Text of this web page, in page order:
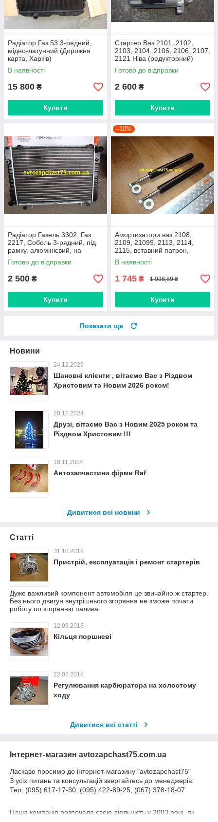
Радіатор Газ 53 3-рядний,
мідно-латунний (Дорожня
карта, Харків)
В наявності
15 800 ₴
Купити
Стартер Ваз 2101, 2102,
2103, 2104, 2106, 2106, 2107,
2121 Ніва (редукторний)
виробництво Дорожня карта,
Харків
Готово до відправки
2 600 ₴
Купити
Радіатор Газель 3302, Газ
2217, Соболь 3-рядний, під
рамку, алюмінієвий, на
штирях (виробництво
Дорожня карта, Харків)
Готово до відправки
2 500 ₴
Купити
–10%
Амортизатори ваз 2108,
2109, 21099, 2113, 2114,
2115, вставний патрон,
оливний, виробник Rider,
Угорщина
В наявності
1 745 ₴ 1 938,89 ₴
Купити
Показати ще
Новини
24.12.2025
Шановні клієнти , вітаємо Вас з Різдвом
Христовим та Новим 2026 роком!
28.12.2024
Друзі, вітаємо Вас з Новим 2025 роком та
Різдвом Христовим !!!
18.11.2024
Автозапчастини фірми Raf
Дивитися всі новини
Статті
31.10.2019
Пристрій, експлуатація і ремонт стартерів
Дуже важливий компонент автомобіля це звичайно ж стартер.
Без нього двигун внутрішнього згоряння не зможе почати
роботу по згоранню палива.
12.09.2018
Кільця поршневі
22.02.2018
Регулювання карбюратора на холостому
ходу
Дивитися всі статті
Інтернет-магазин avtozapchast75.com.ua
Ласкаво просимо до інтернет-магазину "avtozapchast75"
З усіх питань та консультацій звертайтесь до менеджерів:
Тел: (095) 617-17-30, (095) 422-89-25, (067) 378-18-07
Наша компанія розпочала свою діяльність у 2003 році, як